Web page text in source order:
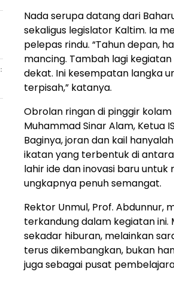
Nada serupa datang dari
sekaligus legislator Kaltim. Ia
pelepas rindu. “Tahun depan,
mancing. Tambah lagi
dekat. Ini kesempatan langka
terpisah,” katanya.
Obrolan ringan di pinggir
Muhammad Sinar Alam, Ketua
Baginya, joran dan kail
ikatan yang terbentuk di antara
lahir ide dan inovasi baru
ungkapnya penuh semangat.
Rektor Unmul, Prof. Abdunnur,
terkandung dalam kegiatan ini.
sekadar hiburan, melainkan
terus dikembangkan, bukan
juga sebagai pusat